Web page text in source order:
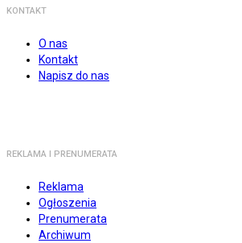
KONTAKT
O nas
Kontakt
Napisz do nas
REKLAMA I PRENUMERATA
Reklama
Ogłoszenia
Prenumerata
Archiwum